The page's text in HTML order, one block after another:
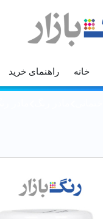
خانه راهنمای خرید